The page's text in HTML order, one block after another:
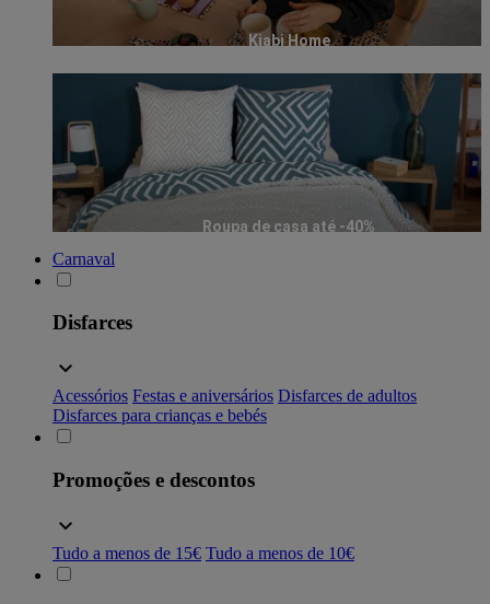
Kiabi Home
Roupa de casa até -40%
Carnaval
Disfarces
Acessórios Festas e aniversários Disfarces de adultos
Disfarces para crianças e bebés
Promoções e descontos
Tudo a menos de 15€ Tudo a menos de 10€